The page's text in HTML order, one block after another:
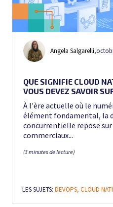
Angela Salgarelli,
QUE SIGNIFIE CLOUD
VOUS DEVEZ SAVOIR
À l'ère actuelle où le
élément fondamental, la
concurrentielle repose
commerciaux...
(3 minutes de lecture)
LES SUJETS: DEVOPS, CLOUD